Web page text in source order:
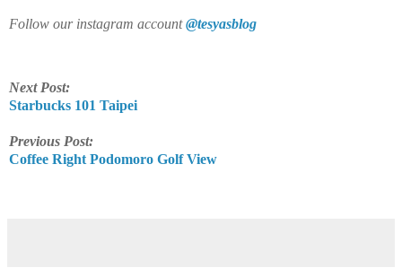
Follow our instagram account@tesyasblog
Next Post:
Starbucks 101 Taipei
Previous Post:
Coffee Right Podomoro Golf View